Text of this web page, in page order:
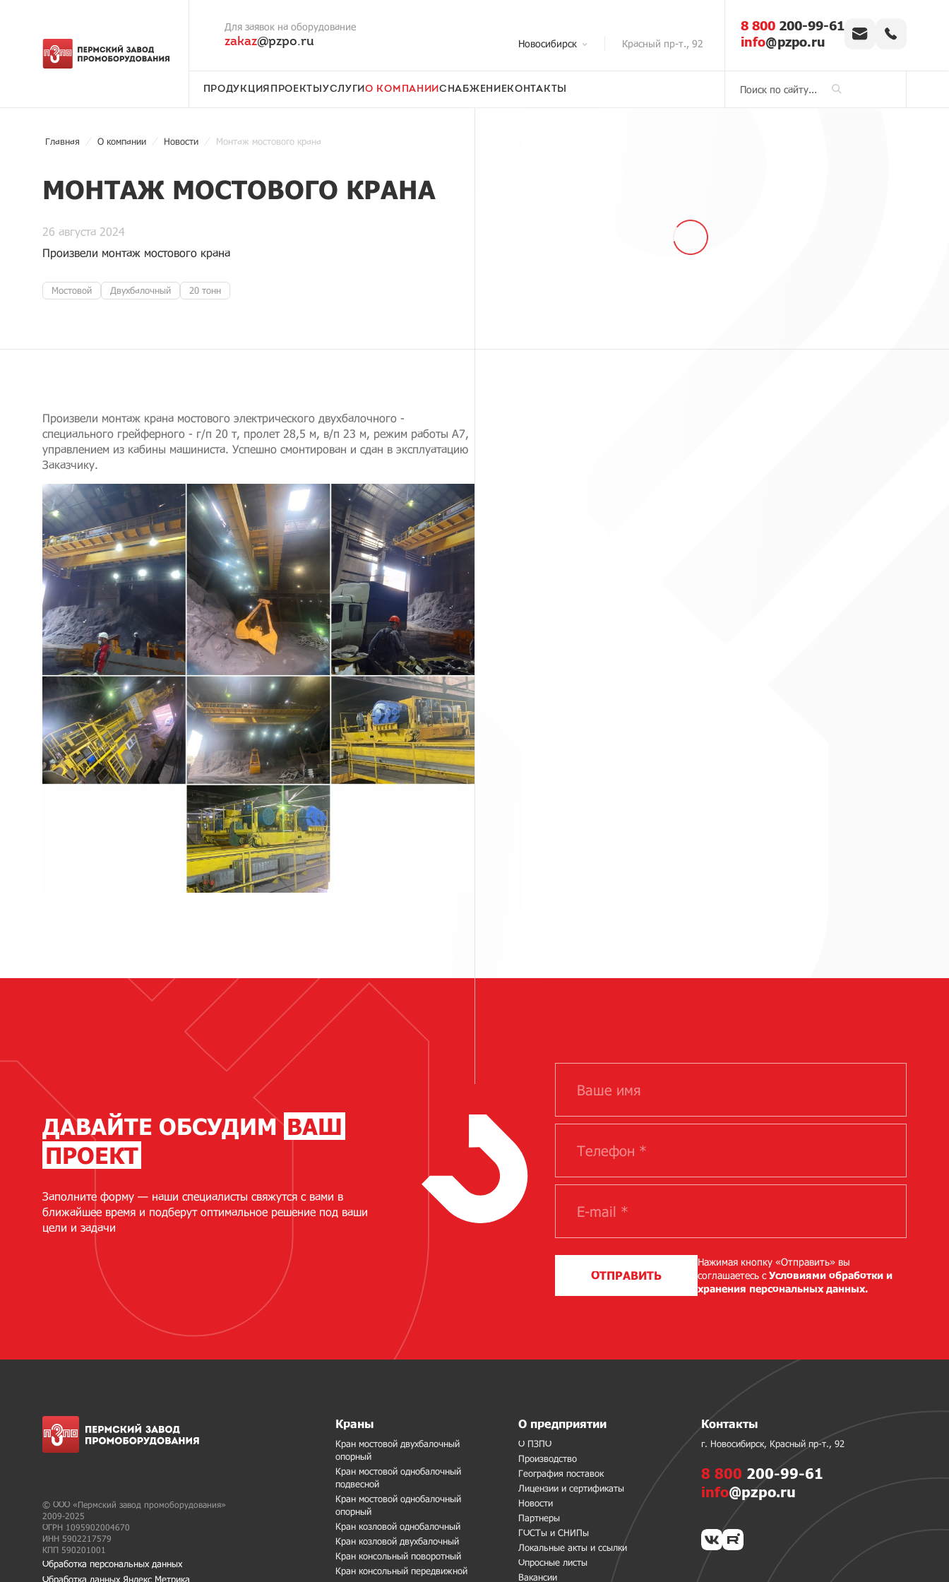
Для заявок на оборудование
zakaz@pzpo.ru Новосибирск Красный пр-т., 92
ПРОДУКЦИЯ ПРОЕКТЫ УСЛУГИО КОМПАНИИСНАБЖЕНИЕКОНТАКТЫ
8 800 200-99-61
info@pzpo.ru
Главная О компании Новости Монтаж мостового крана
МОНТАЖ МОСТОВОГО КРАНА
26 августа 2024
Произвели монтаж мостового крана
Мостовой Двухбалочный 20 тонн
Произвели монтаж крана мостового электрического двухбалочного -
специального грейферного - г/п 20 т, пролет 28,5 м, в/п 23 м, режим работы А7,
управлением из кабины машиниста. Успешно смонтирован и сдан в эксплуатацию
Заказчику.
ДАВАЙТЕ ОБСУДИМВАШ
ПРОЕКТ
Заполните форму — наши специалисты свяжутся с вами в
ближайшее время и подберут оптимальное решение под ваши
цели и задачи
ОТПРАВИТЬ
Нажимая кнопку «Отправить» вы
соглашаетесь сУсловиями обработки и
хранения персональных данных.
© ООО «Пермский завод промоборудования»
2009-2025
ОГРН 1095902004670
ИНН 5902217579
КПП 590201001
Обработка персональных данных
Обработка данных Яндекс Метрика
Краны
Кран мостовой двухбалочный
опорный
Кран мостовой однобалочный
подвесной
Кран мостовой однобалочный
опорный
Кран козловой однобалочный
Кран козловой двухбалочный
Кран консольный поворотный
Кран консольный передвижной
О предприятии
О ПЗПО
Производство
География поставок
Лицензии и сертификаты
Новости
Партнеры
ГОСТы и СНИПы
Локальные акты и ссылки
Опросные листы
Вакансии
Контакты
г. Новосибирск, Красный пр-т., 92
8 800 200-99-61
info@pzpo.ru